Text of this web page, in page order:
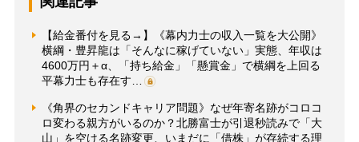
【給金番付を見る→】《幕内力士の収入一覧を大公開》
横綱・豊昇龍は「そんなに稼げていない」実態、年収は
4600万円＋α、「持ち給金」「懸賞金」で横綱を上回る
平幕力士も存在す…
《角界のセカンドキャリア問題》なぜ年寄名跡がコロコ
ロ変わる親方がいるのか？北勝富士が引退秒読みで「大
山」を空ける名跡変更、いまだに「借株」が存続する理